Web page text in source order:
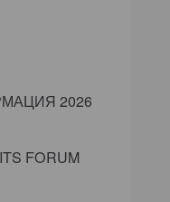
2026
FORUM